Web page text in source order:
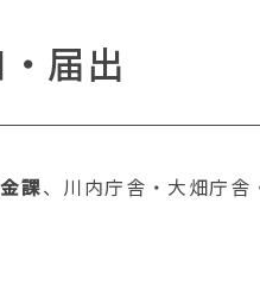
届出
課、川内庁舎・大畑庁舎